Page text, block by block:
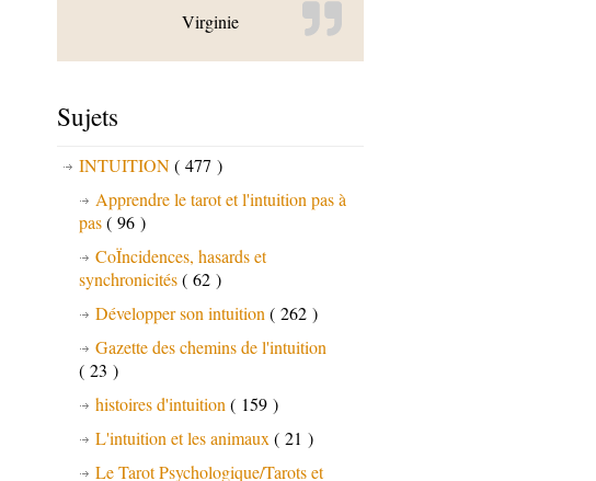
Virginie
Sujets
INTUITION( 477 )
Apprendre le tarot et l'intuition pas à
pas( 96 )
CoÏncidences, hasards et
synchronicités( 62 )
Développer son intuition ( 262 )
Gazette des chemins de l'intuition
( 23 )
histoires d'intuition ( 159 )
L'intuition et les animaux ( 21 )
Le Tarot Psychologique/Tarots et